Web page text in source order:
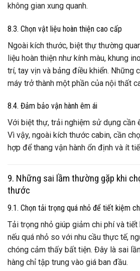
không gian xung quanh.
8.3. Chọn vật liệu hoàn thiện cao cấp
Ngoài kích thước, biệt thự thường
liệu hoàn thiện như kính màu, khung
trí, tay vịn và bảng điều khiển. Những
máy trở thành một phần của nội thất
8.4. Đảm bảo vận hành êm ái
Với biệt thự, trải nghiệm sử dụng cần
Vì vậy, ngoài kích thước cabin, cần
hợp để thang vận hành ổn định và ít
9. Những sai lầm thường gặp khi
thước
9.1. Chọn tải trọng quá nhỏ để tiết kiệm
Tải trọng nhỏ giúp giảm chi phí và tiết
nếu quá nhỏ so với nhu cầu thực tế,
chóng cảm thấy bất tiện. Đây là sai
hàng chỉ tập trung vào giá ban đầu.